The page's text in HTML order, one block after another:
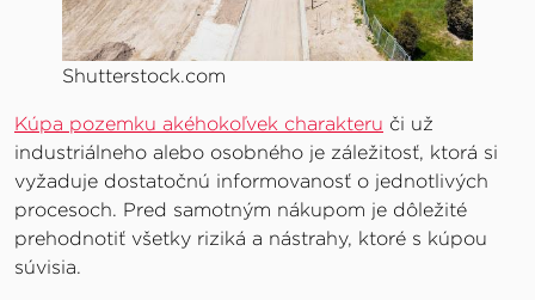
Shutterstock.com
Kúpa pozemku akéhokoľvek charakteru či už
industriálneho alebo osobného je záležitosť, ktorá si
vyžaduje dostatočnú informovanosť o jednotlivých
procesoch. Pred samotným nákupom je dôležité
prehodnotiť všetky riziká a nástrahy, ktoré s kúpou
súvisia.